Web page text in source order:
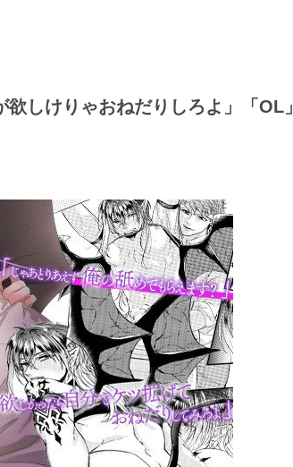
しけりゃおねだりしろよ」「OL」